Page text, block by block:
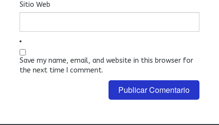
Sitio Web
Save my name, email, and website in this browser for
the next time I comment.